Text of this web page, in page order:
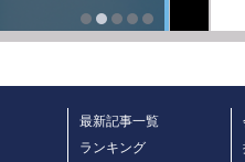
最新記事一覧
ランキング